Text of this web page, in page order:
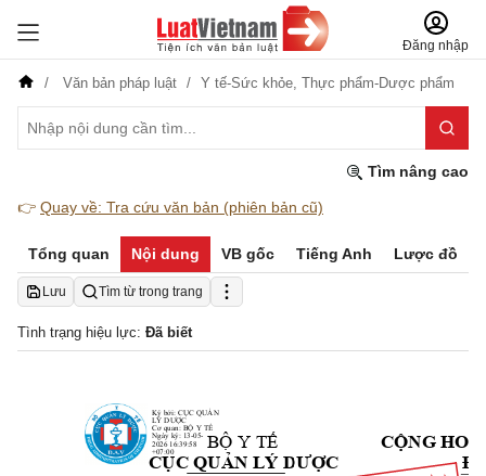
Đăng nhập
Văn bản pháp luật Y tế-Sức khỏe, Thực phẩm-Dược phẩm
Tìm nâng cao
👉 Quay về: Tra cứu văn bản (phiên bản cũ)
Tổng quan Nội dung VB gốc Tiếng Anh Lược đồ
Lưu Tìm từ trong trang
Tình trạng hiệu lực: Đã biết
BỘ Y TẾ
CỤC QUẢN LÝ DƯỢC
CỘNG
Ký bởi: CỤC QUẢN
LÝ DƯỢC
Cơ quan: BỘ Y TẾ
Ngày ký: 13-05-
2026 16:39:58
+07:00